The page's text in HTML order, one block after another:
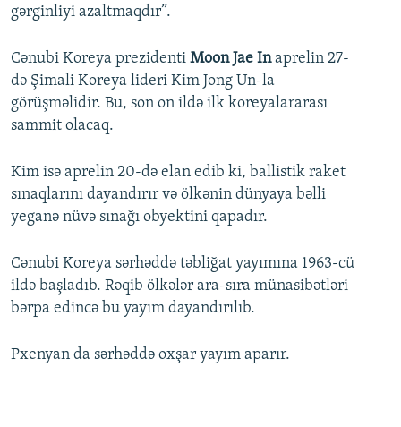
gərginliyi azaltmaqdır”.
Cənubi Koreya prezidenti Moon Jae Inaprelin 27-
də Şimali Koreya lideri Kim Jong Un-la
görüşməlidir. Bu, son on ildə ilk koreyalararası
sammit olacaq.
Kim isə aprelin 20-də elan edib ki, ballistik raket
sınaqlarını dayandırır və ölkənin dünyaya bəlli
yeganə nüvə sınağı obyektini qapadır.
Cənubi Koreya sərhəddə təbliğat yayımına 1963-cü
ildə başladıb. Rəqib ölkələr ara-sıra münasibətləri
bərpa edincə bu yayım dayandırılıb.
Pxenyan da sərhəddə oxşar yayım aparır.